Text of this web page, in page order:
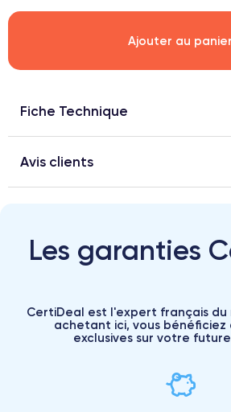
Ajouter au panier
Fiche Technique
Avis clients
Les garanties
CertiDeal est l'expert français du
achetant ici, vous
exclusives sur votre